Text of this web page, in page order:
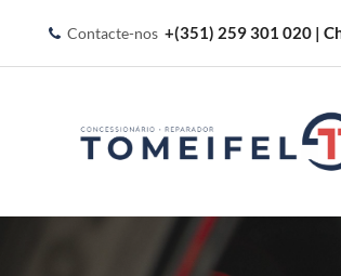
Contacte-nos +(351) 259 301 020 |